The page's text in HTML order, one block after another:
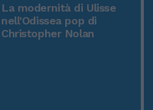
La modernità di Ulisse
nell'Odissea pop di
Christopher Nolan